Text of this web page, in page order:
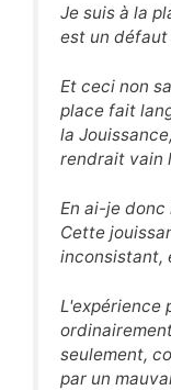
Je suis à la
est un
Et ceci non
place fait
la
rendrait vain
En ai-je donc
Cette
inconsistant,
L'expérience
seulement,
par un